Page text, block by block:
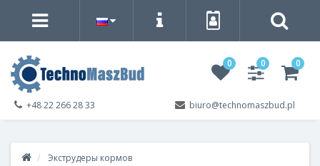
0 0 0
biuro@technomaszbud.pl
+48 22 266 28 33
Экструдеры кормов